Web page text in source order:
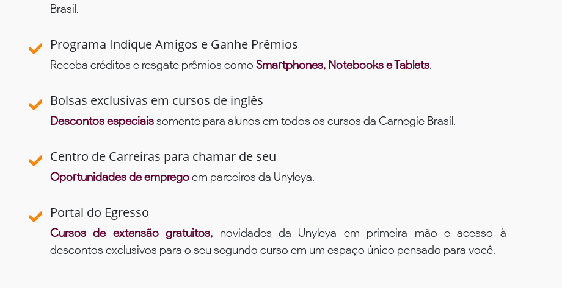
Brasil.
Programa Indique Amigos e Ganhe Prêmios
Receba créditos e resgate prêmios como Smartphones, Notebooks e Tablets.
Bolsas exclusivas em cursos de inglês
Descontos especiaissomente para alunos em todos os cursos da Carnegie Brasil.
Centro de Carreiras para chamar de seu
Oportunidades de empregoem parceiros da Unyleya.
Portal do Egresso
Cursos de extensão gratuitos, novidades da Unyleya em primeira mão e acesso à
descontos exclusivos para o seu segundo curso em um espaço único pensado para você.